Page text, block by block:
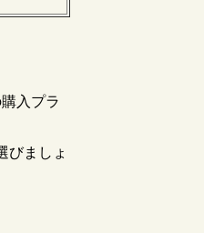
入プラ
びましょ